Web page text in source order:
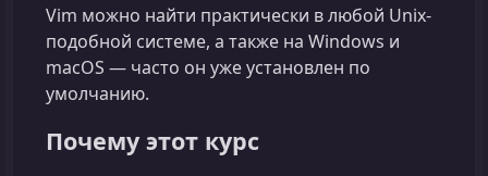
Vim можно найти практически в любой Unix-
подобной системе, а также на Windows и
macOS — часто он уже установлен по
умолчанию.
Почему этот курс